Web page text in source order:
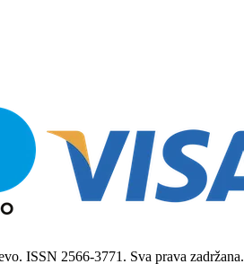
ISSN 2566-3771. Sva prava zadržana.